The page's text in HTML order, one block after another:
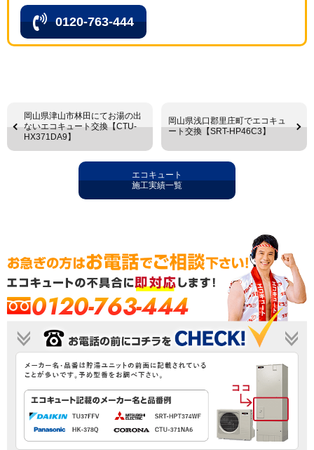
0120-763-444
岡山県津山市林田にてお湯の出
ないエコキュート交換【CTU-
HX371DA9】
岡山県浅口郡里庄町でエコキュ
ート交換【SRT-HP46C3】
エコキュート
施工実績一覧
0120-763-444